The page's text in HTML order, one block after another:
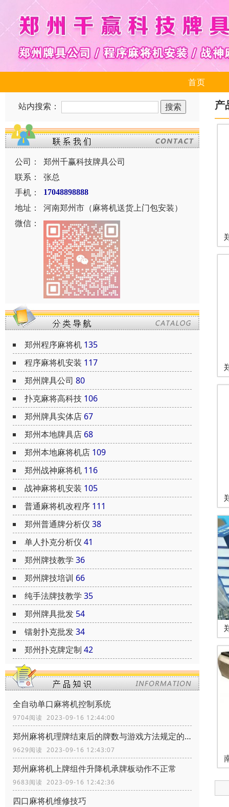
首页
站内搜索：
公司：
郑州千赢科技牌具公司
联系：
张总
手机：
17048898888
地址：
河南郑州市（麻将机送货上门包安装）
微信：
郑州程序麻将机 135
程序麻将机安装 117
郑州牌具公司 80
扑克麻将高科技 106
郑州牌具实体店 67
郑州本地牌具店 68
郑州本地麻将机店 109
郑州战神麻将机 116
战神麻将机安装 105
普通麻将机改程序 111
郑州普通牌分析仪 38
单人扑克分析仪 41
郑州牌技教学 36
郑州牌技培训 66
纯手法牌技教学 35
郑州牌具批发 54
镭射扑克批发34
郑州扑克牌定制 42
全自动单口麻将机控制系统
9704阅读 2023-09-16 12:44:00
郑州麻将机理牌结束后的牌数与游戏方法规定的不一致
9629阅读 2023-09-16 12:43:07
郑州麻将机上牌组件升降机承牌板动作不正常
9683阅读 2023-09-16 12:42:36
四口麻将机维修技巧
产